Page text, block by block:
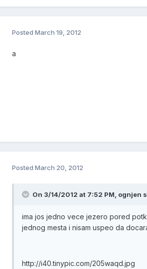
Posted March 19, 2012
a
Posted March 20, 2012
On 3/14/2012 at 7:52 PM, ognjen
ima jos jedno vece jezero pored
jednog mesta i nisam uspeo da
http://i40.tinypic.com/205waqd.jpg